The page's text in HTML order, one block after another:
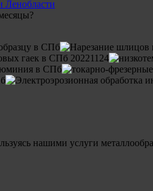
нашими услуги